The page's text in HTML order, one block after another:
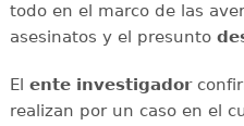
todo en el marco de las
asesinatos y el presunto
El ente investigador
realizan por un caso en el